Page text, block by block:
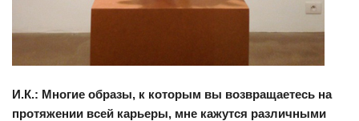
И.К.: Многие образы, к которым вы возвращаетесь на
протяжении всей карьеры, мне кажутся различными